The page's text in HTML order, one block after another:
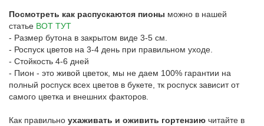
Посмотреть как распускаются пионы можно в нашей
статье ВОТ ТУТ
- Размер бутона в закрытом виде 3-5 см.
- Роспуск цветов на 3-4 день при правильном уходе.
- Стойкость 4-6 дней
- Пион - это живой цветок, мы не даем 100% гарантии на
полный роспуск всех цветов в букете, тк роспуск зависит от
самого цветка и внешних факторов.
Как правильно ухаживать и оживить гортензию читайте в